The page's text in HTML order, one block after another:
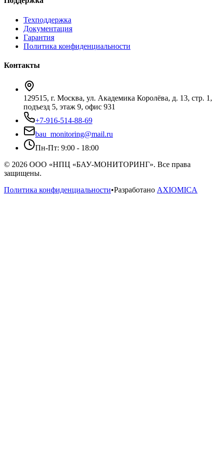
Техподдержка
Документация
Гарантия
Политика конфиденциальности
Контакты
129515, г. Москва, ул. Академика Королёва, д. 13, стр. 1,
подъезд 5, этаж 9, офис 931
+7-916-514-88-69
bau_monitoring@mail.ru
Пн-Пт: 9:00 - 18:00
© 2026 ООО «НПЦ «БАУ-МОНИТОРИНГ». Все права
защищены.
Политика конфиденциальности•Разработано AXIOMICA